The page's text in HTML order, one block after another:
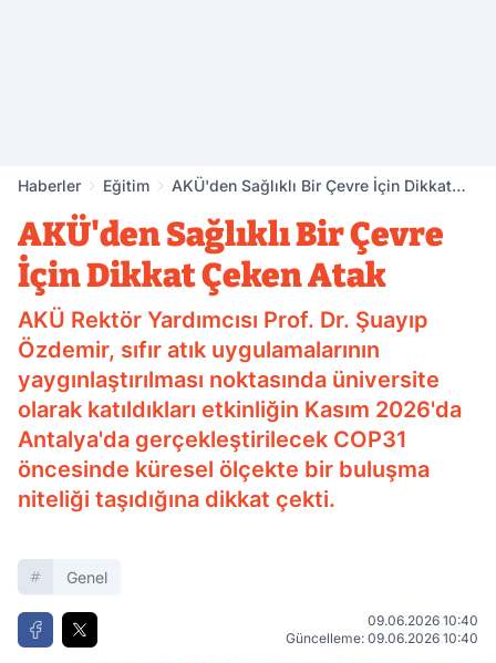
Haberler Eğitim
AKÜ'den Sağlıklı Bir Çevre İçin Dikkat
AKÜ'den Sağlıklı Bir Çevre
İçin Dikkat Çeken Atak
AKÜ Rektör Yardımcısı Prof. Dr. Şuayıp
Özdemir, sıfır atık uygulamalarının
yaygınlaştırılması noktasında üniversite
olarak katıldıkları etkinliğin Kasım 2026'da
Antalya'da gerçekleştirilecek COP31
öncesinde küresel ölçekte bir buluşma
niteliği taşıdığına dikkat çekti.
Genel
09.06.2026 10:40
Güncelleme: 09.06.2026 10:40